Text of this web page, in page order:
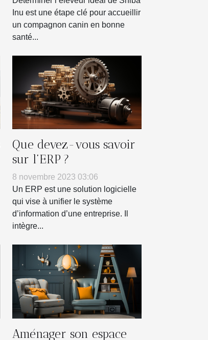
Inu est une étape clé pour accueillir
un compagnon canin en bonne
santé...
Que devez-vous savoir
sur l’ERP ?
8 novembre 2023 03:06
Un ERP est une solution logicielle
qui vise à unifier le système
d’information d’une entreprise. Il
intègre...
Aménager son espace